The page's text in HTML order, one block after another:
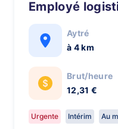
Employé
Aytré
à 4 km
Brut/heure
12,31 €
Urgente Intérim Au